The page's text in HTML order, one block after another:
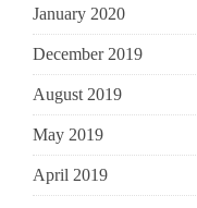
January 2020
December 2019
August 2019
May 2019
April 2019